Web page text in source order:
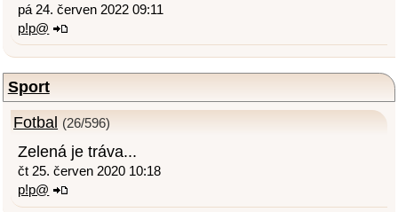
pá 24. červen 2022 09:11
p!p@
Sport
Fotbal (26/596)
Zelená je tráva...
čt 25. červen 2020 10:18
p!p@